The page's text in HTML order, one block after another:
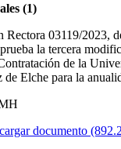
(1)
Rectora 03119/2023,
la tercera
de la
de Elche para la
documento